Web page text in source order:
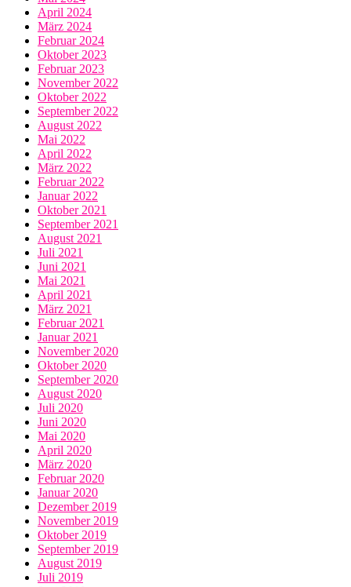
April 2024
März 2024
Februar 2024
Oktober 2023
Februar 2023
November 2022
Oktober 2022
September 2022
August 2022
Mai 2022
April 2022
März 2022
Februar 2022
Januar 2022
Oktober 2021
September 2021
August 2021
Juli 2021
Juni 2021
Mai 2021
April 2021
März 2021
Februar 2021
Januar 2021
November 2020
Oktober 2020
September 2020
August 2020
Juli 2020
Juni 2020
Mai 2020
April 2020
März 2020
Februar 2020
Januar 2020
Dezember 2019
November 2019
Oktober 2019
September 2019
August 2019
Juli 2019